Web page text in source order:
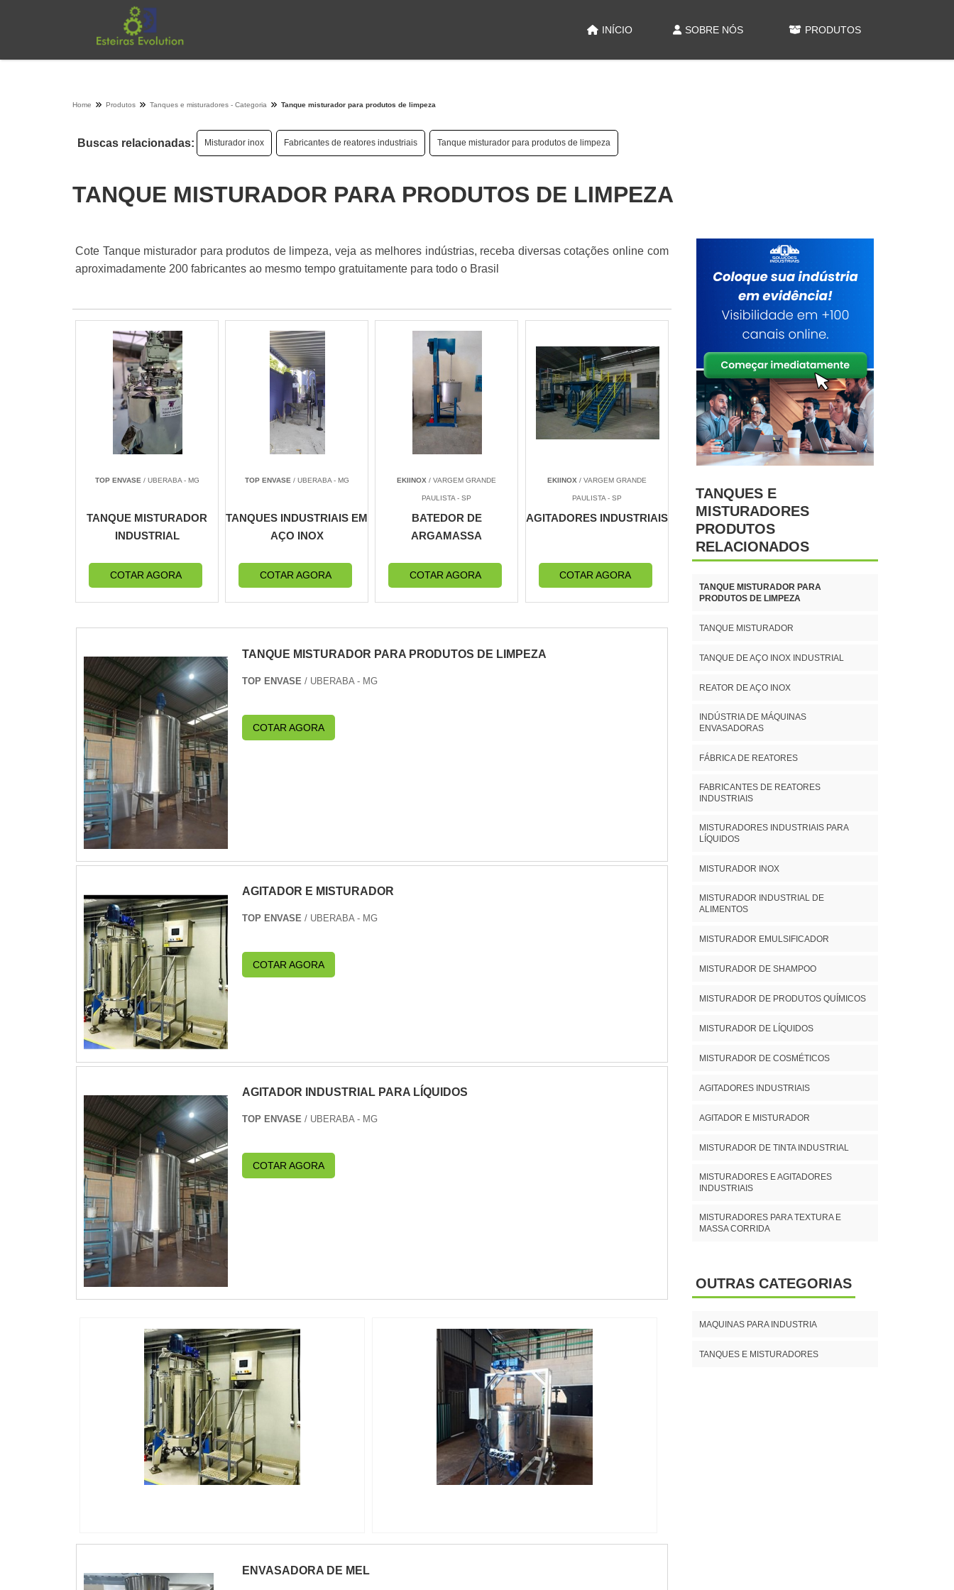
INÍCIO SOBRE NÓS PRODUTOS
Home Produtos Tanques e misturadores - Categoria Tanque misturador para produtos de limpeza
Buscas relacionadas: Misturador inox Fabricantes de reatores industriais Tanque misturador para produtos de limpeza
TANQUE MISTURADOR PARA PRODUTOS DE LIMPEZA
Cote Tanque misturador para produtos de limpeza, veja as melhores indústrias, receba diversas cotações online com
aproximadamente 200 fabricantes ao mesmo tempo gratuitamente para todo o Brasil
TOP ENVASE/ UBERABA - MG
TANQUE MISTURADOR
INDUSTRIAL
COTAR AGORA
TOP ENVASE/ UBERABA - MG
TANQUES INDUSTRIAIS EM
AÇO INOX
COTAR AGORA
EKIINOX / VARGEM GRANDE
PAULISTA - SP
BATEDOR DE
ARGAMASSA
COTAR AGORA
EKIINOX/ VARGEM GRANDE
PAULISTA - SP
AGITADORES INDUSTRIAIS
COTAR AGORA
TANQUE MISTURADOR PARA PRODUTOS DE LIMPEZA
TOP ENVASE / UBERABA - MG
COTAR AGORA
AGITADOR E MISTURADOR
TOP ENVASE / UBERABA - MG
COTAR AGORA
AGITADOR INDUSTRIAL PARA LÍQUIDOS
TOP ENVASE / UBERABA - MG
COTAR AGORA
ENVASADORA DE MEL
TANQUES E
MISTURADORES
PRODUTOS
RELACIONADOS
TANQUE MISTURADOR PARA
PRODUTOS DE LIMPEZA
TANQUE MISTURADOR
TANQUE DE AÇO INOX INDUSTRIAL
REATOR DE AÇO INOX
INDÚSTRIA DE MÁQUINAS
ENVASADORAS
FÁBRICA DE REATORES
FABRICANTES DE REATORES
INDUSTRIAIS
MISTURADORES INDUSTRIAIS PARA
LÍQUIDOS
MISTURADOR INOX
MISTURADOR INDUSTRIAL DE
ALIMENTOS
MISTURADOR EMULSIFICADOR
MISTURADOR DE SHAMPOO
MISTURADOR DE PRODUTOS QUÍMICOS
MISTURADOR DE LÍQUIDOS
MISTURADOR DE COSMÉTICOS
AGITADORES INDUSTRIAIS
AGITADOR E MISTURADOR
MISTURADOR DE TINTA INDUSTRIAL
MISTURADORES E AGITADORES
INDUSTRIAIS
MISTURADORES PARA TEXTURA E
MASSA CORRIDA
OUTRAS CATEGORIAS
MAQUINAS PARA INDUSTRIA
TANQUES E MISTURADORES